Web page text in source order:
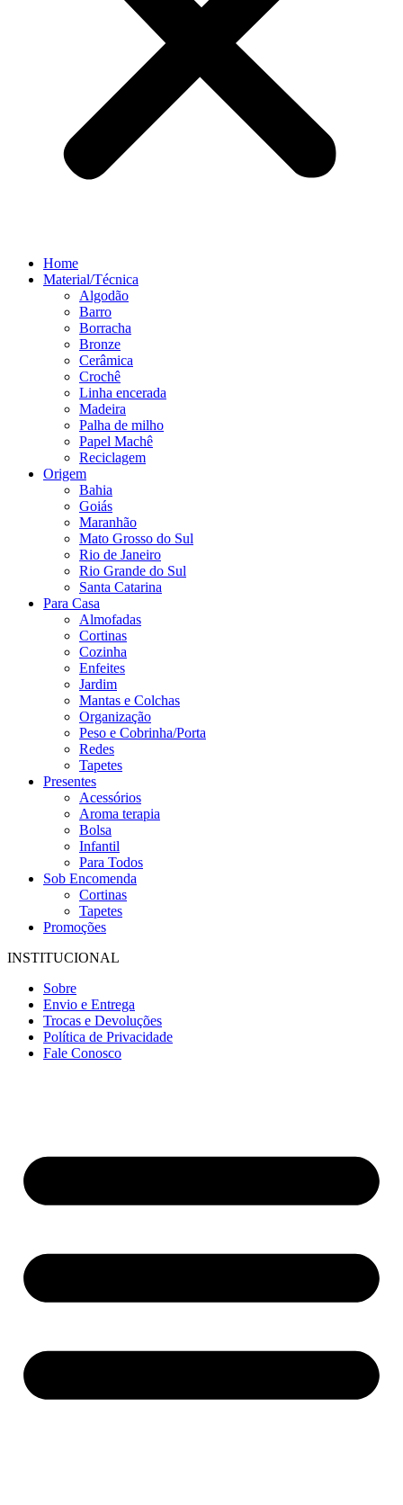
Home
Material/Técnica
Algodão
Barro
Borracha
Bronze
Cerâmica
Crochê
Linha encerada
Madeira
Palha de milho
Papel Machê
Reciclagem
Origem
Bahia
Goiás
Maranhão
Mato Grosso do Sul
Rio de Janeiro
Rio Grande do Sul
Santa Catarina
Para Casa
Almofadas
Cortinas
Cozinha
Enfeites
Jardim
Mantas e Colchas
Organização
Peso e Cobrinha/Porta
Redes
Tapetes
Presentes
Acessórios
Aroma terapia
Bolsa
Infantil
Para Todos
Sob Encomenda
Cortinas
Tapetes
Promoções
INSTITUCIONAL
Sobre
Envio e Entrega
Trocas e Devoluções
Política de Privacidade
Fale Conosco